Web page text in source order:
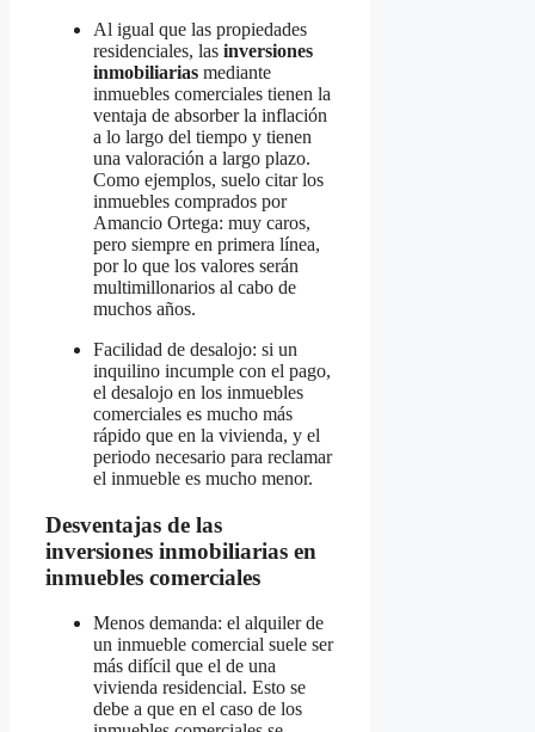
Al igual que las propiedades
residenciales, las inversiones
inmobiliarias mediante
inmuebles comerciales tienen la
ventaja de absorber la inflación
a lo largo del tiempo y tienen
una valoración a largo plazo.
Como ejemplos, suelo citar los
inmuebles comprados por
Amancio Ortega: muy caros,
pero siempre en primera línea,
por lo que los valores serán
multimillonarios al cabo de
muchos años.
Facilidad de desalojo: si un
inquilino incumple con el pago,
el desalojo en los inmuebles
comerciales es mucho más
rápido que en la vivienda, y el
periodo necesario para reclamar
el inmueble es mucho menor.
Desventajas de las
inversiones inmobiliarias en
inmuebles comerciales
Menos demanda: el alquiler de
un inmueble comercial suele ser
más difícil que el de una
vivienda residencial. Esto se
debe a que en el caso de los